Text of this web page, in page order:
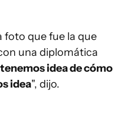
que fue la que
una diplomática
idea de cómo
idea", dijo.